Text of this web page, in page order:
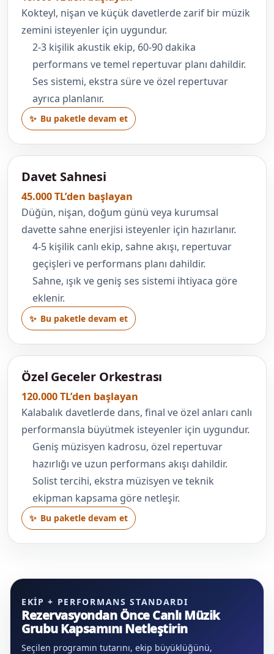
Kokteyl, nişan ve küçük davetlerde zarif bir müzik
zemini isteyenler için uygundur.
2-3 kişilik akustik ekip, 60-90 dakika
performans ve temel repertuvar planı dahildir.
Ses sistemi, ekstra süre ve özel repertuvar
ayrıca planlanır.
Bu paketle devam et
Davet Sahnesi
45.000 TL’den başlayan
Düğün, nişan, doğum günü veya kurumsal
davette sahne enerjisi isteyenler için hazırlanır.
4-5 kişilik canlı ekip, sahne akışı, repertuvar
geçişleri ve performans planı dahildir.
Sahne, ışık ve geniş ses sistemi ihtiyaca göre
eklenir.
Bu paketle devam et
Özel Geceler Orkestrası
120.000 TL’den başlayan
Kalabalık davetlerde dans, final ve özel anları canlı
performansla büyütmek isteyenler için uygundur.
Geniş müzisyen kadrosu, özel repertuvar
hazırlığı ve uzun performans akışı dahildir.
Solist tercihi, ekstra müzisyen ve teknik
ekipman kapsama göre netleşir.
Bu paketle devam et
EKIP + PERFORMANS STANDARDI
Rezervasyondan Önce Canlı Müzik
Grubu Kapsamını Netleştirin
Seçilen programın tutarını, ekip büyüklüğünü,